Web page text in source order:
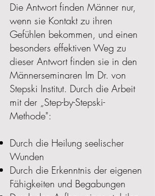
Die Antwort finden Männer nur,
wenn sie Kontakt zu ihren
Gefühlen bekommen, und einen
besonders effektiven Weg zu
dieser Antwort finden sie in den
Männerseminaren Im Dr. von
Stepski Institut. Durch die Arbeit
mit der „Step-by-Stepski-
Methode":
Durch die Heilung seelischer
Wunden
Durch die Erkenntnis der eigenen
Fähigkeiten und Begabungen